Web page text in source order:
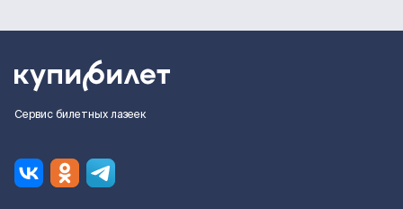
Сервис билетных лазеек